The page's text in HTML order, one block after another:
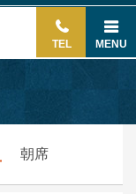
TEL MENU
朝席